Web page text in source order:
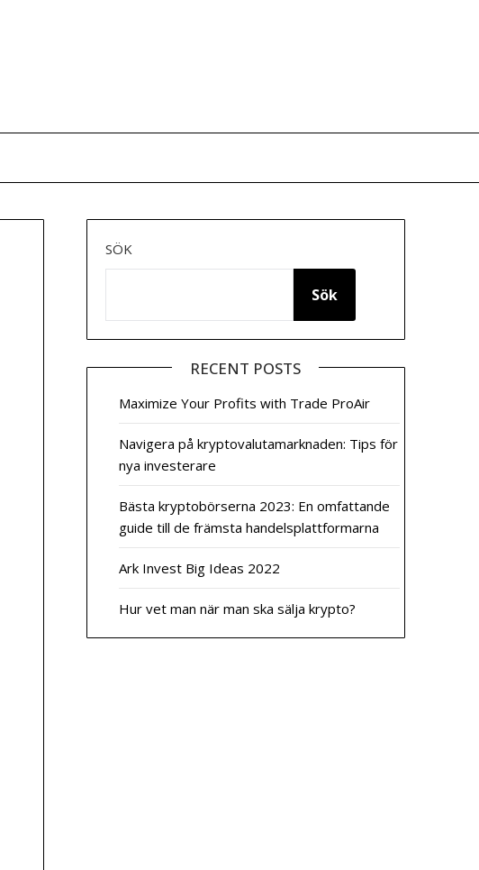
SÖK
Sök
RECENT POSTS
Maximize Your Profits with Trade ProAir
Navigera på kryptovalutamarknaden: Tips för
nya investerare
Bästa kryptobörserna 2023: En omfattande
guide till de främsta handelsplattformarna
Ark Invest Big Ideas 2022
Hur vet man när man ska sälja krypto?